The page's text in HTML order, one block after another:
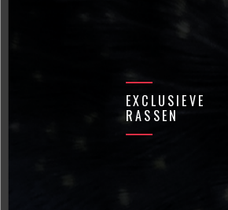
EXCLUSIEVE
RASSEN